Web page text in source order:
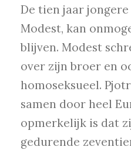
De tien jaar
Modest, kan
blijven. Modest
over zijn broer en
homoseksueel.
samen door heel
opmerkelijk is dat
gedurende